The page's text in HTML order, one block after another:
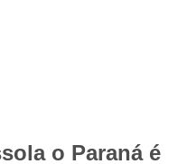
o Paraná é